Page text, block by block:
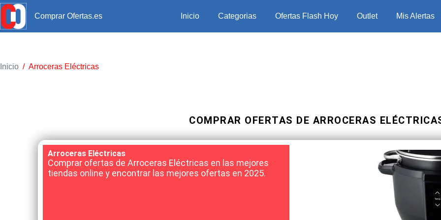
Comprar Ofertas.es Inicio Categorias Ofertas Flash Hoy Outlet Mis Alertas
Inicio / Arroceras Eléctricas
COMPRAR OFERTAS DE ARROCERAS
Arroceras Eléctricas
Comprar ofertas de Arroceras Eléctricas en las mejores
tiendas online y encontrar las mejores ofertas en 2025.